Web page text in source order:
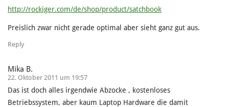
http://rockiger.com/de/shop/product/satchbook
Preislich zwar nicht gerade optimal aber sieht ganz gut aus.
Reply
Mika B.
22. Oktober 2011 um 19:57
Das ist doch alles irgendwie Abzocke , kostenloses
Betriebssystem, aber kaum Laptop Hardware die damit